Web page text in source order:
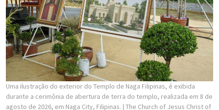
Uma ilustração do exterior do Templo de Naga Filipinas, é exibida
durante a cerimônia de abertura de terra do templo, realizada em 8 de
agosto de 2026, em Naga City, Filipinas. | The Church of Jesus Christ of